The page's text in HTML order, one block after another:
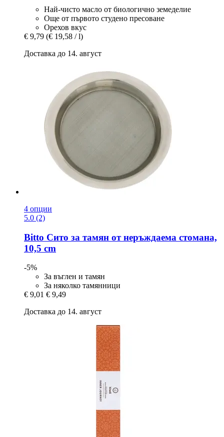
Най-чисто масло от биологично земеделие
Още от първото студено пресоване
Орехов вкус
€ 9,79 (€ 19,58 / l)
Доставка до 14. август
4 опции
5.0 (2)
Bitto Сито за тамян от неръждаема стомана,
10,5 cm
-5%
За въглен и тамян
За няколко тамянници
€ 9,01 € 9,49
Доставка до 14. август